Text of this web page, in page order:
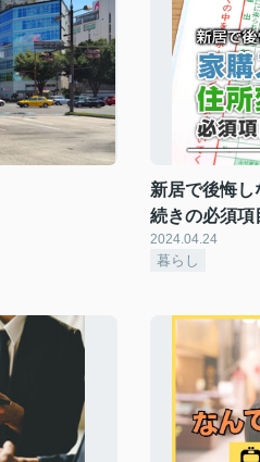
新居で後悔
続きの必須項
2024.04.24
暮らし